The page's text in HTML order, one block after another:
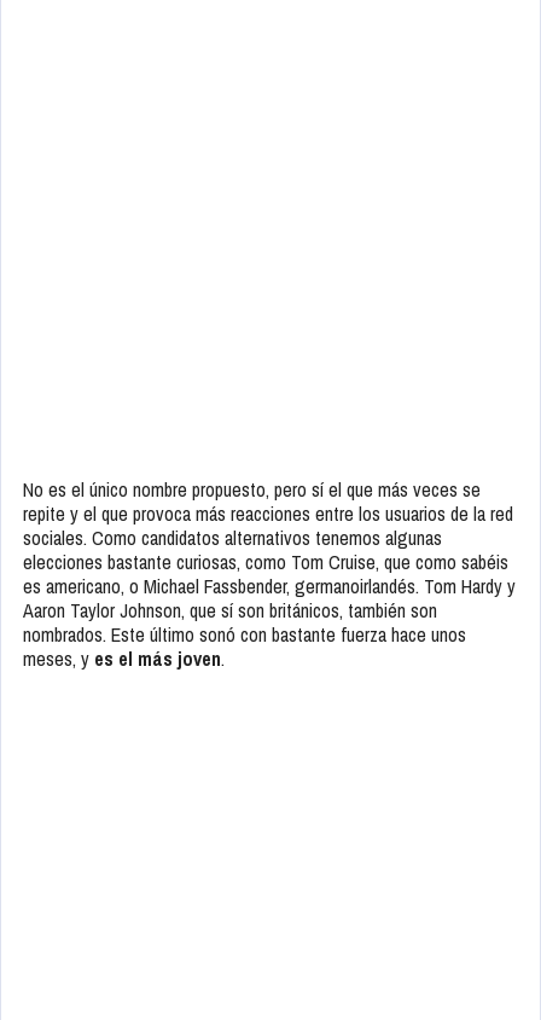
No es el único nombre propuesto, pero sí el que más veces se
repite y el que provoca más reacciones entre los usuarios de la red
sociales. Como candidatos alternativos tenemos algunas
elecciones bastante curiosas, como Tom Cruise, que como sabéis
es americano, o Michael Fassbender, germanoirlandés. Tom Hardy y
Aaron Taylor Johnson, que sí son británicos, también son
nombrados. Este último sonó con bastante fuerza hace unos
meses, y es el más joven.